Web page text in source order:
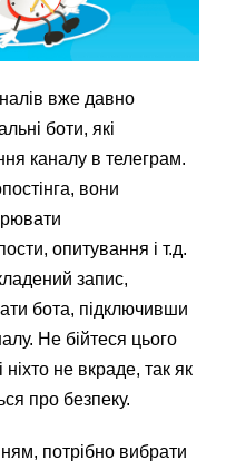
вже давно
боти, які
каналу в телеграм.
вони
опитування і т.д.
запис,
бота, підключивши
Не бійтеся цього
не вкраде, так як
про безпеку.
потрібно вибрати